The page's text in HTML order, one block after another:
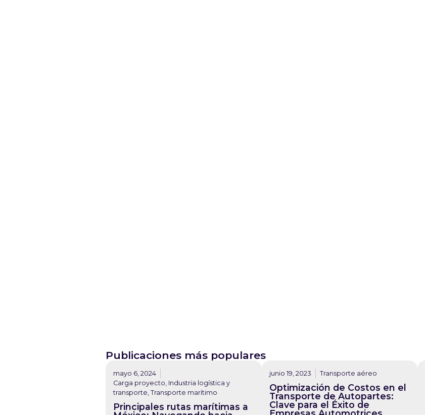
Publicaciones más populares
mayo 6, 2024
Carga proyecto Industria logística y
transporte ,Transporte marítimo
Principales rutas marítimas a
junio 19, 2023 Transporte aéreo
Optimización de Costos en el
Transporte de Autopartes:
Clave para el Éxito de